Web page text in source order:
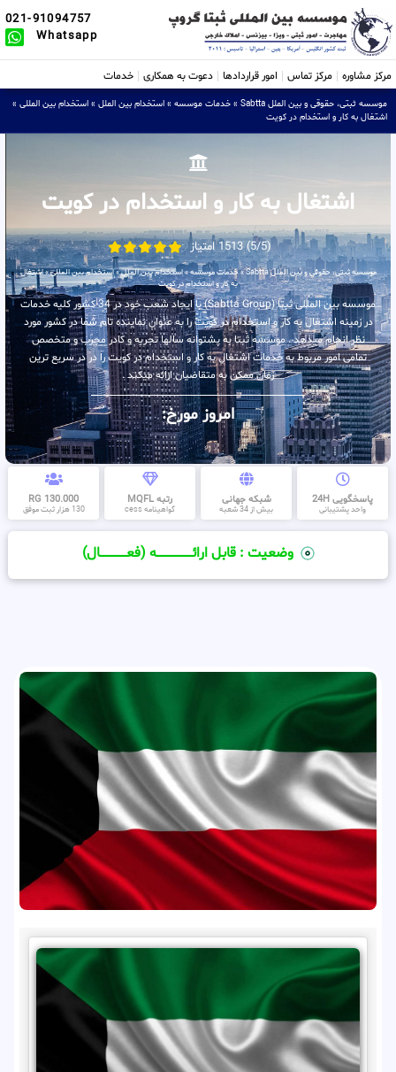
021-91094757
Whatsapp
مرکز مشاوره مرکز تماس امور قراردادها دعوت به همکاری خدمات
موسسه ثبتی، حقوقی و بین الملل Sabtta » خدمات موسسه » استخدام بین الملل » استخدام بین المللی »
اشتغال به کار و استخدام در کویت
اشتغال به کار و استخدام در کویت
(5/5) 1513 امتیاز
موسسه ثبتی، حقوقی و بین الملل Sabtta »خدمات موسسه»استخدام بین الملل»استخدام بین المللی»اشتغال
به کار و استخدام در کویت
موسسه بین المللی ثبتا (Sabtta Group) با ایجاد شعب خود در 34 کشور کلیه خدمات
در زمینه اشتغال به کار و استخدام در کویت را به عنوان نماینده تام شما در کشور مورد
نظر انجام میدهد . موسسه ثبتا به پشتوانه سالها تجربه و کادر مجرب و متخصص
تمامی امور مربوط به خدمات اشتغال به کار و استخدام در کویت را در در سریع ترین
زمان ممکن به متقاضیان ارائه میکند .
امروز مورخ:
پاسخگویی 24H
واحد پشتیبانی
شبکه جهانی
بیش از 34 شعبه
رتبه MQFL
گواهینامه cess
130.000 RG
130 هزار ثبت موفق
وضعیت : قابل ارائــــــــــــــــــــه (فعـــــــــــــــال)